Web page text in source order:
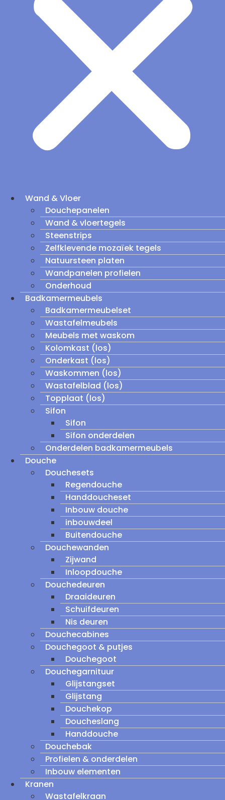
Wand & Vloer
Douchepanelen
Wand & vloertegels
Steenstrips
Zelfklevende mozaïek tegels
Natuursteen platen
Wandpanelen profielen
Onderhoud
Badkamermeubels
Badkamermeubelset
Wastafelmeubels
Meubels met waskom
Kolomkast (los)
Onderkast (los)
Waskommen (los)
Wastafelblad (los)
Topplaat (los)
Sifon
Sifon
Sifon onderdelen
Onderdelen badkamermeubels
Douche
Douchesets
Regendouche
Handdoucheset
Inbouw douche
inbouwdeel
Buitendouche
Douchewanden
Zijwand
Inloopdouche
Douchedeuren
Draaideuren
Schuifdeuren
Nis deuren
Douchecabines
Douchegoot & putjes
Douchegoot
Douchegarnituur
Glijstangset
Glijstang
Douchekop
Doucheslang
Handdouche
Douchebak
Profielen & onderdelen
Inbouw elementen
Kranen
Wastafelkraan